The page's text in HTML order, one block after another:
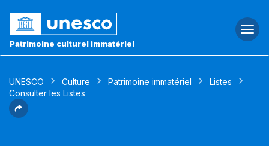
Patrimoine culturel immatériel
UNESCO Culture Patrimoine immatériel
Listes
Consulter les Listes